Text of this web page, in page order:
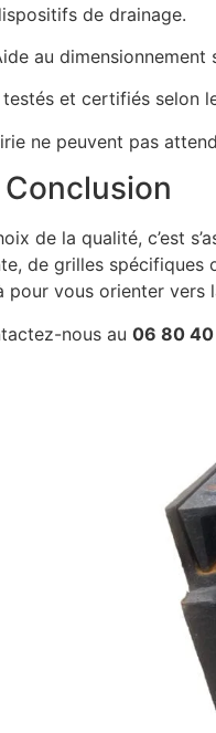
de drainage.
au dimensionnement
et certifiés selon
ne peuvent pas
Conclusion
de la qualité, c’est
de grilles
pour vous orienter
nous au 06 80